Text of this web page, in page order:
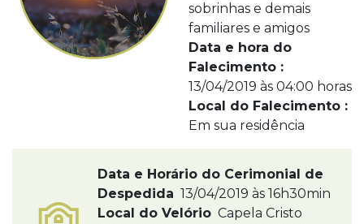
sobrinhas e demais
familiares e amigos
Data e hora do
Falecimento :
13/04/2019 às 04:00 horas
Local do Falecimento :
Em sua residência
Data e Horário do Cerimonial de
Despedida 13/04/2019 às 16h30min
Local do Velório Capela Cristo